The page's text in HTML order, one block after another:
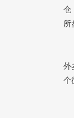
仓
所
外
个